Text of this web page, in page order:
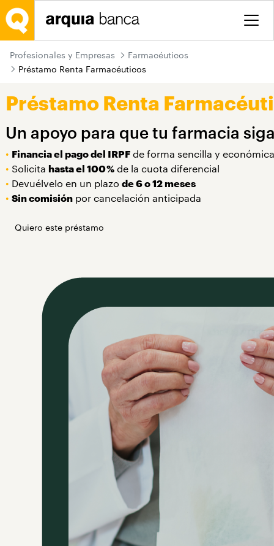
Saltar al contenido principal
Profesionales y Empresas
Farmacéuticos
Préstamo Renta Farmacéuticos
Préstamo Renta
Un apoyo para que tu farmacia
• Financia el pago del IRPFde forma sencilla y económica
• ​​​​​​​ Solicita hasta el 100 %de la cuota diferencial
• ​​​​​​​ Devuélvelo en un plazo de 6 o 12 meses
• ​​​​​​​ Sin comisiónpor cancelación anticipada
Quiero este préstamo